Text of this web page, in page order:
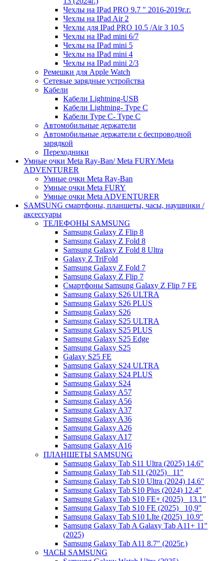
Чехлы на IPad PRO 9.7 " 2016-2019г.г.
Чехлы на IPad Air 2
Чехлы для IPad PRO 10.5 /Air 3 10.5
Чехлы на IPad mini 6/7
Чехлы на IPad mini 5
Чехлы на IPad mini 4
Чехлы на IPad mini 2/3
Ремешки для Apple Watch
Сетевые зарядные устройства
Кабели
Кабели Lightning-USB
Кабели Lightning- Type C
Кабели Type C- Type C
Автомобильные держатели
Автомобильные держатели с беспроводной
зарядкой
Переходники
Умные очки Meta Ray-Ban/ Meta FURY/Meta
ADVENTURER
Умные очки Meta Ray-Ban
Умные очки Meta FURY
Умные очки Meta ADVENTURER
SAMSUNG cмартфоны, планшеты, часы, наушники /
аксессуары
ТЕЛЕФОНЫ SAMSUNG
Samsung Galaxy Z Flip 8
Samsung Galaxy Z Fold 8
Samsung Galaxy Z Fold 8 Ultra
Galaxy Z TriFold
Samsung Galaxy Z Fold 7
Samsung Galaxy Z Flip 7
Смартфоны Samsung Galaxy Z Flip 7 FE
Samsung Galaxy S26 ULTRA
Samsung Galaxy S26 PLUS
Samsung Galaxy S26
Samsung Galaxy S25 ULTRA
Samsung Galaxy S25 PLUS
Samsung Galaxy S25 Edge
Samsung Galaxy S25
Galaxy S25 FE
Samsung Galaxy S24 ULTRA
Samsung Galaxy S24 PLUS
Samsung Galaxy S24
Samsung Galaxy A57
Samsung Galaxy A56
Samsung Galaxy A37
Samsung Galaxy A36
Samsung Galaxy A26
Samsung Galaxy A17
Samsung Galaxy A16
ПЛАНШЕТЫ SAMSUNG
Samsung Galaxy Tab S11 Ultra (2025) 14.6"
Samsung Galaxy Tab S11 (2025) _11"
Samsung Galaxy Tab S10 Ultra (2024) 14.6"
Samsung Galaxy Tab S10 Plus (2024) 12.4"
Samsung Galaxy Tab S10 FE+ (2025)_ 13.1"
Samsung Galaxy Tab S10 FE (2025)_ 10,9"
Samsung Galaxy Tab S10 LIte (2025)_10.9"
Samsung Galaxy Tab A Galaxy Tab A11+ 11"
(2025)
Samsung Galaxy Tab A11 8.7" (2025г.)
ЧАСЫ SAMSUNG